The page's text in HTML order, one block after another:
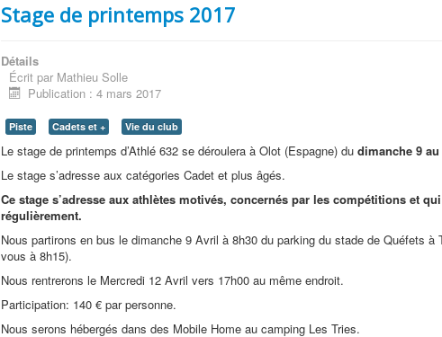
Stage de printemps 2017
Détails
Écrit par Mathieu Solle
Publication : 4 mars 2017
Piste Cadets et + Vie du club
Le stage de printemps d’Athlé 632 se déroulera à Olot (Espagne) dudimanche 9
Le stage s’adresse aux catégories Cadet et plus âgés.
Ce stage s’adresse aux athlètes motivés, concernés par les compétitions et
régulièrement.
Nous partirons en bus le dimanche 9 Avril à 8h30 du parking du stade de Quéfets à
vous à 8h15).
Nous rentrerons le Mercredi 12 Avril vers 17h00 au même endroit.
Participation: 140 € par personne.
Nous serons hébergés dans des Mobile Home au camping Les Tries.